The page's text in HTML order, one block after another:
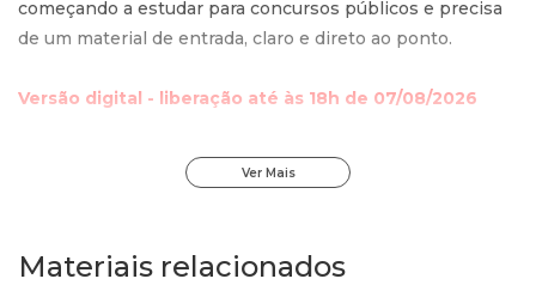
começando a estudar para concursos públicos e precisa
de um material de entrada, claro e direto ao ponto.
Versão digital - liberação até às 18h de 07/08/2026
Cada volume é desenvolvido comfoco nos conteúdos
, podendo abordar uma área, uma matéria,
estudante uma base inicial objetiva, sem excesso de
Ver Mais
Materiais relacionados